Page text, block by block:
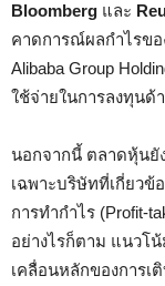
Bloomberg และ
คาดการณ์ผลกำไรข
Alibaba Group
ใช้จ่ายในการลงทุนด้
นอกจากนี้ ตลาดหุ้นยั
เฉพาะบริษัทที่เกี่ยวข้
การทำกำไร (Profit-
อย่างไรก็ตาม แนวโ
เคลื่อนหลักของการ